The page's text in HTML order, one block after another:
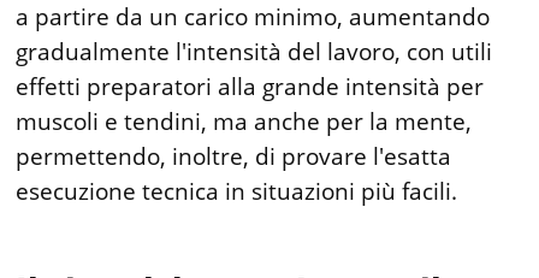
a partire da un carico minimo, aumentando
gradualmente l'intensità del lavoro, con utili
effetti preparatori alla grande intensità per
muscoli e tendini, ma anche per la mente,
permettendo, inoltre, di provare l'esatta
esecuzione tecnica in situazioni più facili.